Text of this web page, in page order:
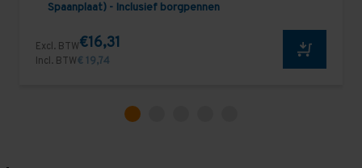
Spaanplaat) - Inclusief borgpennen
Excl. BTW€16,31
Incl. BTW€ 19,74